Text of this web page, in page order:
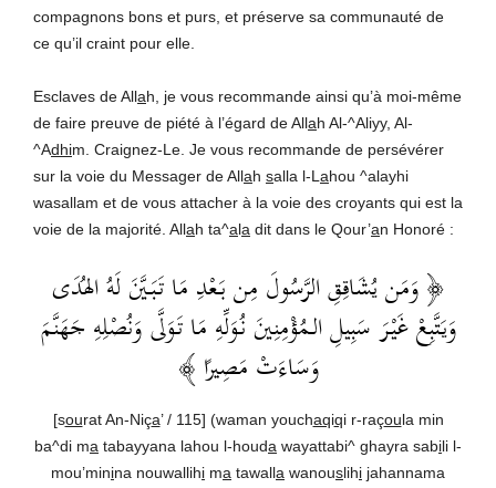
compagnons bons et purs, et préserve sa communauté de
ce qu’il craint pour elle.
Esclaves de Allah, je vous recommande ainsi qu’à moi-même
de faire preuve de piété à l’égard de Allah Al-^Aliyy, Al-
^Adhim. Craignez-Le. Je vous recommande de persévérer
sur la voie du Messager de Allah salla l-L ahou ^alayhi
wasallam et de vous attacher à la voie des croyants qui est la
voie de la majorité. Allah ta^ala dit dans le Qour’an Honoré :
﴿ وَمَن يُشَاقِقِ الرَّسُولَ مِن بَعْدِ مَا تَبَيَّنَ لَهُ الهُدَى
وَيَتَّبِعْ غَيْرَ سَبِيلِ الـمُؤْمِنِينَ نُوَلِّهِ مَا تَوَلَّى وَنُصْلِهِ جَهَنَّمَ
وَسَاءَتْ مَصِيرًا ﴾
[sourat An-Niça’ / 115] (waman youchaqiqi r-raçoula min
ba^di ma tabayyana lahou l-houda wayattabi^ ghayra sabili l-
mou’minina nouwallihi ma tawalla wanouslihi jahannama